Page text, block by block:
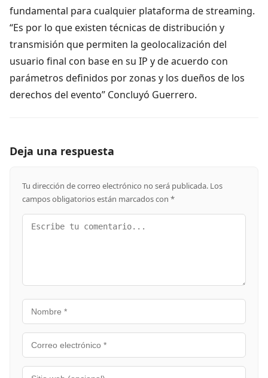
fundamental para cualquier plataforma de streaming.
“Es por lo que existen técnicas de distribución y
transmisión que permiten la geolocalización del
usuario final con base en su IP y de acuerdo con
parámetros definidos por zonas y los dueños de los
derechos del evento” Concluyó Guerrero.
Deja una respuesta
Tu dirección de correo electrónico no será publicada. Los
campos obligatorios están marcados con *